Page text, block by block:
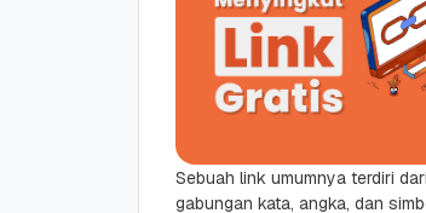
Sebuah link umumnya terdiri dari
gabungan kata, angka, dan